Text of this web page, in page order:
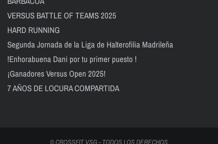
VERSUS BATTLE OF TEAMS 2025
HARD RUNNING
Segunda Jornada de la Liga de Halterofilia Madrileña
!Enhorabuena Dani por tu primer puesto !
¡Ganadores Versus Open 2025!
7 AÑOS DE LOCURA COMPARTIDA
© CROSSFIT VSG - TODOS LOS DERECHOS